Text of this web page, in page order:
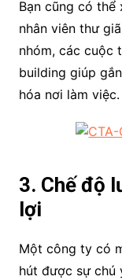
Bạn cũng có
nhân viên thư
nhóm, các cuộc
building giúp
hóa nơi làm việc.
3. Chế độ
lợi
Một công ty có
hút được sự chú